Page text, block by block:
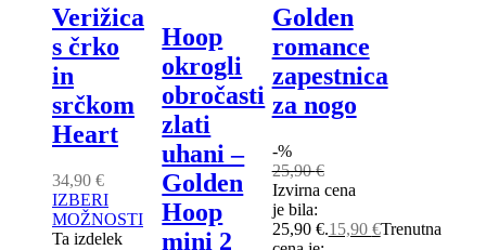
Verižica
s črko
in
srčkom
Heart
34,90 €
IZBERI
MOŽNOSTI
Ta izdelek
Hoop
okrogli
obročasti
zlati
uhani –
Golden
Hoop
mini 2
Golden
romance
zapestnica
za nogo
-%
25,90€
Izvirna cena
je bila:
25,90 €.15,90 €Trenutna